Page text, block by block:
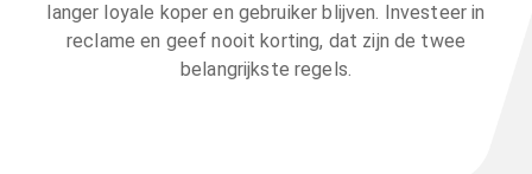
langer loyale koper en gebruiker blijven. Investeer in
reclame en geef nooit korting, dat zijn de twee
belangrijkste regels.